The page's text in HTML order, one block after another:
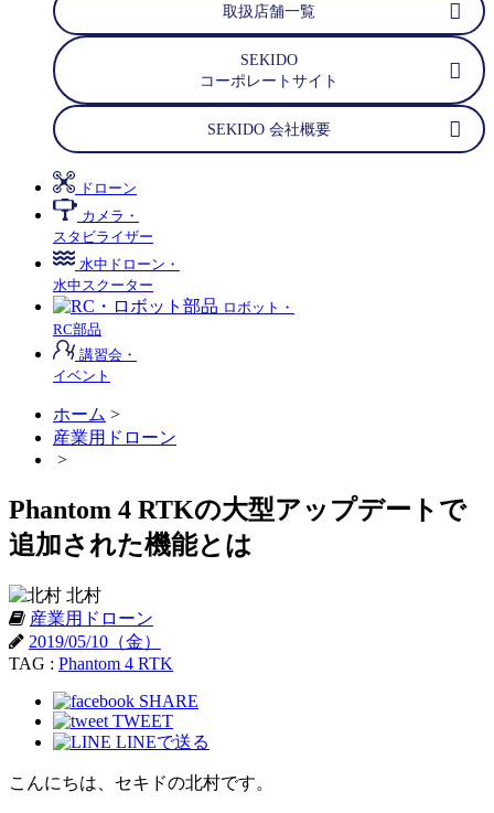
取扱店舗一覧
SEKIDO
コーポレートサイト
SEKIDO 会社概要
ドローン
カメラ・
スタビライザー
水中ドローン・
水中スクーター
ロボット・
RC部品
講習会・
イベント
ホーム >
産業用ドローン
>
Phantom 4 RTKの大型アップデートで
追加された機能とは
北村
産業用ドローン
2019/05/10（金）
TAG : Phantom 4 RTK
SHARE
TWEET
LINEで送る
こんにちは、セキドの北村です。